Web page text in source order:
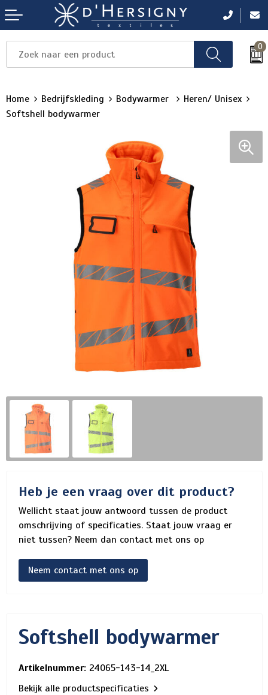
0
Home Bedrijfskleding Bodywarmer
Heren/ Unisex
Softshell bodywarmer
Heb je een vraag over dit product?
Wellicht staat jouw antwoord tussen de product
omschrijving of specificaties. Staat jouw vraag er
niet tussen? Neem dan contact met ons op
Neem contact met ons op
Softshell bodywarmer
Artikelnummer: 24065-143-14_2XL
Bekijk alle productspecificaties